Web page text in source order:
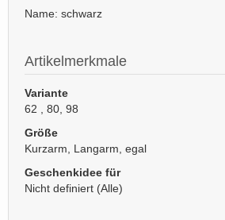
Name: schwarz
Artikelmerkmale
Variante
62 , 80, 98
Größe
Kurzarm, Langarm, egal
Geschenkidee für
Nicht definiert (Alle)